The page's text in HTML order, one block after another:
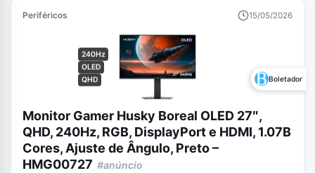
Periféricos 15/05/2026
240Hz
OLED
QHD
Boletador
Monitor Gamer Husky Boreal OLED 27″,
QHD, 240Hz, RGB, DisplayPort e HDMI, 1.07B
Cores, Ajuste de Ângulo, Preto –
HMG00727 #anúncio